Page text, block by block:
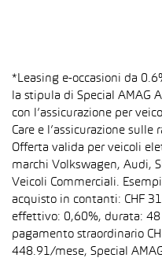
*Leasing e-occasioni da
la stipula di Special AMAG
con l’assicurazione per
Care e l’assicurazione sulle
Offerta valida per veicoli
marchi Volkswagen, Audi,
Veicoli Commerciali.
acquisto in contanti: CHF
effettivo: 0,60%, durata:
pagamento straordinario
448.91/mese, Special